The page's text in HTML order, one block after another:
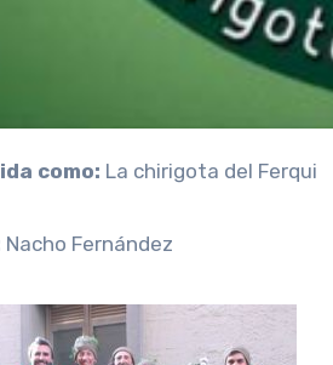
como: La chirigota del Ferqui
Nacho Fernández